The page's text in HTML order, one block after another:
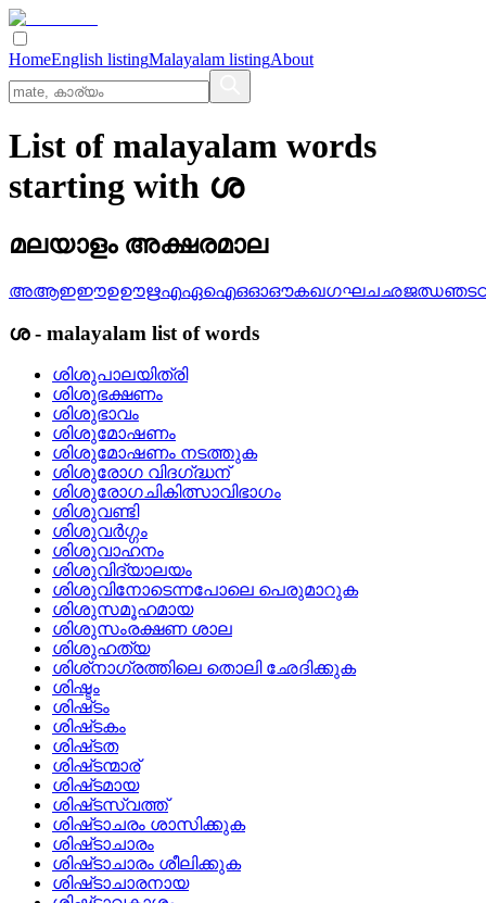
HomeEnglish listingMalayalam listingAbout
List of malayalam words
starting with ശ
മലയാളം അക്ഷരമാല
അആഇഈഉഊഋഎഏഐഒഓഔകഖഗഘചഛജഝഞട
ശ- malayalam list of words
ശിശുപാലയിത്രി
ശിശുഭക്ഷണം
ശിശുഭാവം
ശിശുമോഷണം
ശിശുമോഷണം നടത്തുക
ശിശുരോഗ വിദഗ്‌ദ്ധന്
ശിശുരോഗചികിത്സാവിഭാഗം
ശിശുവണ്ടി
ശിശുവര്‍ഗ്ഗം
ശിശുവാഹനം
ശിശുവിദ്യാലയം
ശിശുവിനോടെന്നപോലെ പെരുമാറുക
ശിശുസമൂഹമായ
ശിശുസംരക്ഷണ ശാല
ശിശുഹത്യ
ശിശ്‌നാഗ്രത്തിലെ തൊലി ഛേദിക്കുക
ശിഷ്ടം
ശിഷ്‌ടം
ശിഷ്‌ടകം
ശിഷ്‌ടത
ശിഷ്‌ടന്മാര്
ശിഷ്‌ടമായ
ശിഷ്‌ടസ്വത്ത്
ശിഷ്‌ടാചരം ശാസിക്കുക
ശിഷ്‌ടാചാരം
ശിഷ്‌ടാചാരം ശീലിക്കുക
ശിഷ്‌ടാചാരനായ